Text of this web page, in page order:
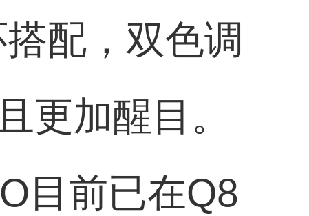
配，双色调
更加醒目。
目前已在Q8